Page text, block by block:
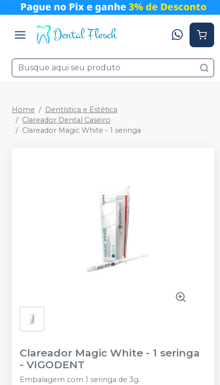
Home
Dentística e Estética
Clareador Dental Caseiro
Clareador Magic White - 1 seringa
Clareador Magic White - 1 seringa
- VIGODENT
Embalagem com 1 seringa de 3g.